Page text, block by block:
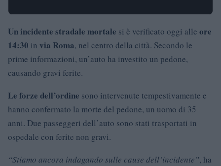
Un incidente stradale mortale si è verificato oggi alle ore
14:30 in via Roma, nel centro della città. Secondo le
prime informazioni, un’auto ha investito un pedone,
causando gravi ferite.
Le forze dell’ordine sono intervenute tempestivamente e
hanno confermato la morte del pedone, un uomo di 35
anni. Due passeggeri dell’auto sono stati trasportati in
ospedale con ferite non gravi.
“Stiamo ancora indagando sulle cause dell’incidente”, ha